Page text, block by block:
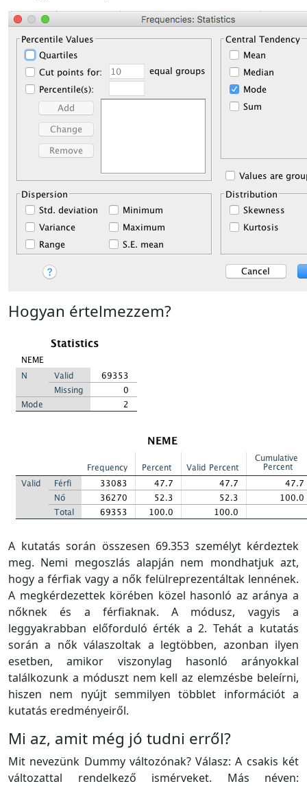
Hogyan értelmezzem?
A kutatás során összesen 69.353 személyt kérdeztek
meg. Nemi megoszlás alapján nem mondhatjuk azt,
hogy a férfiak vagy a nők felülreprezentáltak lennének.
A megkérdezettek körében közel hasonló az aránya a
nőknek és a férfiaknak. A módusz, vagyis a
leggyakrabban előforduló érték a 2. Tehát a kutatás
során a nők válaszoltak a legtöbben, azonban ilyen
esetben, amikor viszonylag hasonló arányokkal
találkozunk a móduszt nem kell az elemzésbe beleírni,
hiszen nem nyújt semmilyen többlet információt a
kutatás eredményeiről.
Mi az, amit még jó tudni erről?
Mit nevezünk Dummy változónak? Válasz: A csakis két
változattal rendelkező ismérveket. Más néven: